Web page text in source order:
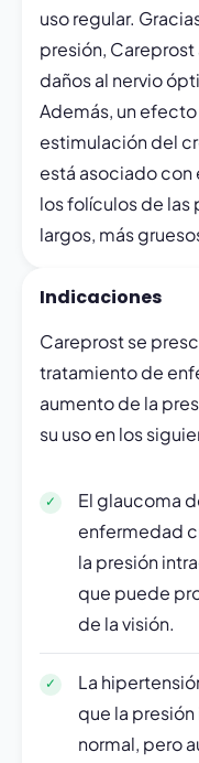
uso regular.
presión,
daños al nervio
Además, un
estimulación del
está asociado
los folículos de las
largos, más
Indicaciones
Careprost se
tratamiento de
aumento de la
su uso en los
El glaucoma
enfermedad
la presión
que puede
de la visión.
La
que la
normal, pero